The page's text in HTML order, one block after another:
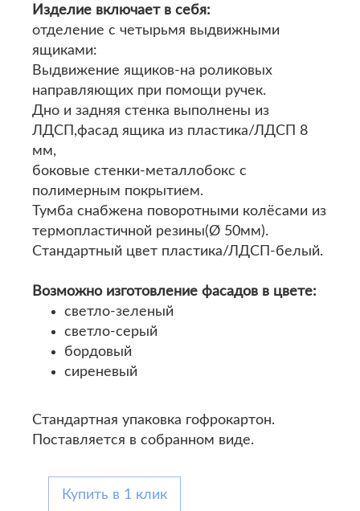
Изделие включает в себя:
отделение с четырьмя выдвижными
ящиками:
Выдвижение ящиков-на роликовых
направляющих при помощи ручек.
Дно и задняя стенка выполнены из
ЛДСП,фасад ящика из пластика/ЛДСП 8
мм,
боковые стенки-металлобокс с
полимерным покрытием.
Тумба снабжена поворотными колёсами из
термопластичной резины(Ø 50мм).
Стандартный цвет пластика/ЛДСП-белый.
Возможно изготовление фасадов в цвете:
светло-зеленый
светло-серый
бордовый
сиреневый
Стандартная упаковка гофрокартон.
Поставляется в собранном виде.
Купить в 1 клик